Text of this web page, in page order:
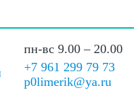
пн-вс 9.00 – 20.00
+7 961 299 79 73
p0limerik@ya.ru